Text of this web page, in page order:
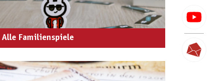
Alle Familienspiele